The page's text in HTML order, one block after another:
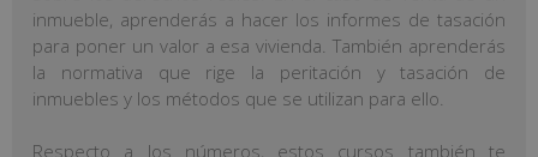
inmueble, aprenderás a hacer los informes de tasación
para poner un valor a esa vivienda. También aprenderás
la normativa que rige la peritación y tasación de
inmuebles y los métodos que se utilizan para ello.
Respecto a los números, estos cursos también te